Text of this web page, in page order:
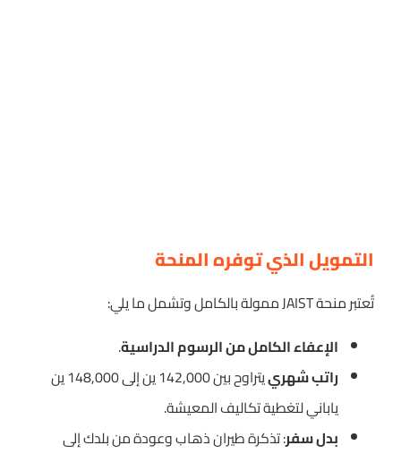
التمويل الذي توفره المنحة
تُعتبر منحة JAIST ممولة بالكامل وتشمل ما يلي:
الإعفاء الكامل من الرسوم الدراسية.
راتب شهري
يتراوح بين 142,000 ين إلى 148,000 ين
ياباني لتغطية تكاليف المعيشة.
بدل سفر: تذكرة طيران ذهاب وعودة من بلدك إلى